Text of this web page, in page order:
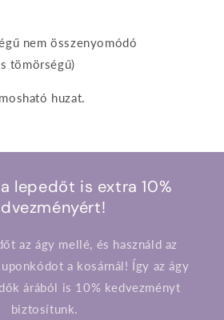
nem összenyomódó
tömörségű)
huzat.
lepedőt is extra 10%
az ágy mellé, és használd az
a kosárnál! Így az ágy
árából is 10% kedvezményt
biztosítunk.